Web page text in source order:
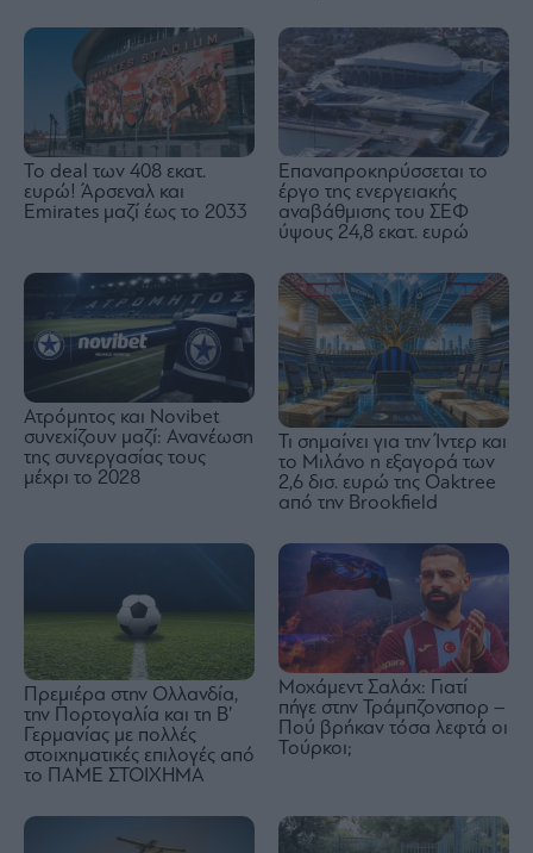
To deal των 408 εκατ.
ευρώ! Άρσεναλ και
Emirates μαζί έως το 2033
Επαναπροκηρύσσεται το
έργο της ενεργειακής
αναβάθμισης του ΣΕΦ
ύψους 24,8 εκατ. ευρώ
Ατρόμητος και Novibet
συνεχίζουν μαζί: Ανανέωση
της συνεργασίας τους
μέχρι το 2028
Τι σημαίνει για την Ίντερ και
το Μιλάνο η εξαγορά των
2,6 δισ. ευρώ της Oaktree
από την Brookfield
Πρεμιέρα στην Ολλανδία,
την Πορτογαλία και τη Β’
Γερμανίας με πολλές
στοιχηματικές επιλογές από
το ΠΑΜΕ ΣΤΟΙΧΗΜΑ
Μοχάμεντ Σαλάχ: Γιατί
πήγε στην Τράμπζονσπορ –
Πού βρήκαν τόσα λεφτά οι
Τούρκοι;